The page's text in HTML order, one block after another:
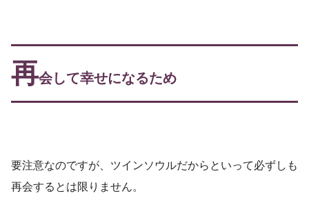
再会して幸せになるため
要注意なのですが、ツインソウルだからといって必ずしも
再会するとは限りません。